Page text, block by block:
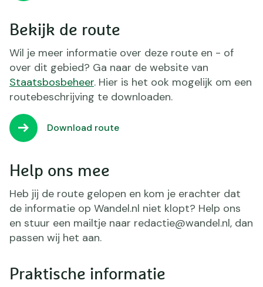
Bekijk de route
Wil je meer informatie over deze route en - of
over dit gebied? Ga naar de website van
Staatsbosbeheer. Hier is het ook mogelijk om een
routebeschrijving te downloaden.
Download route
Help ons mee
Heb jij de route gelopen en kom je erachter dat
de informatie op Wandel.nl niet klopt? Help ons
en stuur een mailtje naar redactie@wandel.nl, dan
passen wij het aan.
Praktische informatie